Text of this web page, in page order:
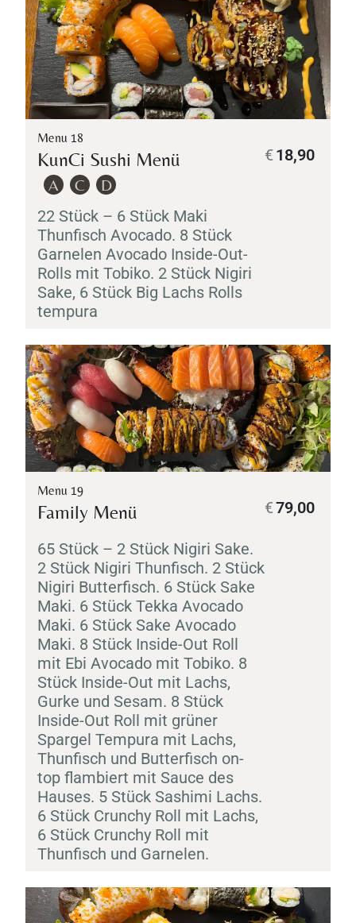
Menu 18
KunCi Sushi Menü
A C D
22 Stück – 6 Stück Maki
Thunfisch Avocado. 8 Stück
Garnelen Avocado Inside-Out-
Rolls mit Tobiko. 2 Stück Nigiri
Sake, 6 Stück Big Lachs Rolls
tempura
18,90
€
Menu 19
Family Menü
65 Stück – 2 Stück Nigiri Sake.
2 Stück Nigiri Thunfisch. 2 Stück
Nigiri Butterfisch. 6 Stück Sake
Maki. 6 Stück Tekka Avocado
Maki. 6 Stück Sake Avocado
Maki. 8 Stück Inside-Out Roll
mit Ebi Avocado mit Tobiko. 8
Stück Inside-Out mit Lachs,
Gurke und Sesam. 8 Stück
Inside-Out Roll mit grüner
Spargel Tempura mit Lachs,
Thunfisch und Butterfisch on-
top flambiert mit Sauce des
Hauses. 5 Stück Sashimi Lachs.
6 Stück Crunchy Roll mit Lachs,
6 Stück Crunchy Roll mit
Thunfisch und Garnelen.
79,00
€